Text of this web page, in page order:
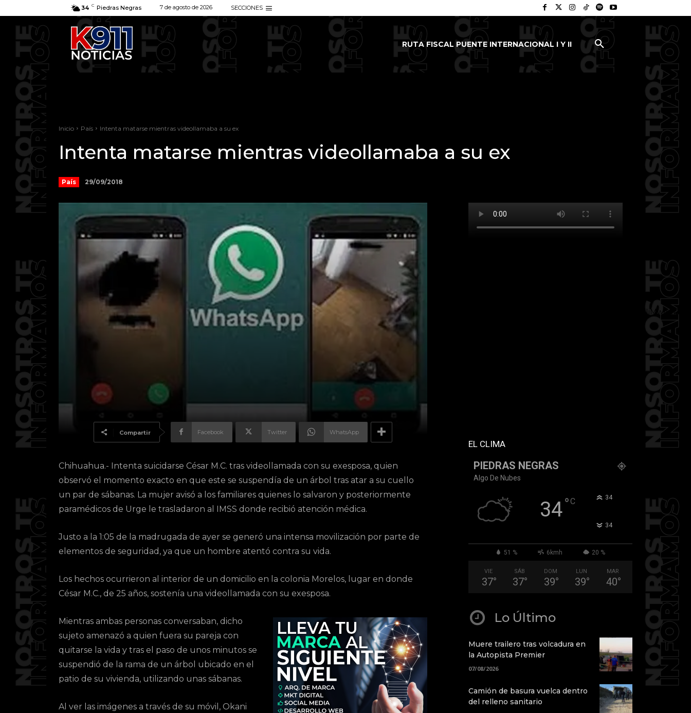
34 C Piedras Negras 7 de agosto de 2026 SECCIONES
RUTA FISCAL PUENTE INTERNACIONAL I Y II
Inicio País Intenta matarse mientras videollamaba a su ex
Intenta matarse mientras videollamaba a su ex
País 29/09/2018
Compartir Facebook Twitter WhatsApp
Chihuahua.- Intenta suicidarse César M.C. tras videollamada con su exesposa, quien
observó el momento exacto en que este se suspendía de un árbol tras atar a su cuello
un par de sábanas. La mujer avisó a los familiares quienes lo salvaron y posteriormente
paramédicos de Urge le trasladaron al IMSS donde recibió atención médica.
Justo a la 1:05 de la madrugada de ayer se generó una intensa movilización por parte de
elementos de seguridad, ya que un hombre atentó contra su vida.
Los hechos ocurrieron al interior de un domicilio en la colonia Morelos, lugar en donde
César M.C., de 25 años, sostenía una videollamada con su exesposa.
Mientras ambas personas conversaban, dicho
sujeto amenazó a quien fuera su pareja con
quitarse la vida y tras el paso de unos minutos se
suspendió de la rama de un árbol ubicado en el
patio de su vivienda, utilizando unas sábanas.
Al ver las imágenes a través de su móvil, Okani
EL CLIMA
PIEDRAS NEGRAS
Algo De Nubes
34°C 34
34
51 % 6kmh 20 %
VIE
37°
SÁB
37°
DOM
39°
LUN
39°
MAR
40°
Lo Último
Muere trailero tras volcadura en
la Autopista Premier
07/08/2026
Camión de basura vuelca dentro
del relleno sanitario